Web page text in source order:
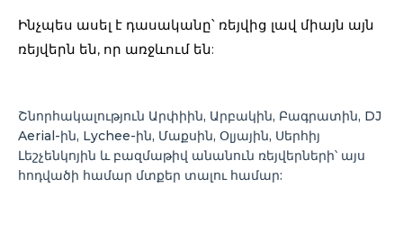
Շնորհակալություն Արփիին, Արբակին, Բագրատին, DJ
Aerial-ին, Lychee-ին, Մաքսին, Օլյային, Սերհիյ
Լեշչենկոյին և բազմաթիվ անանուն ռեյվերների՝ այս
հոդվածի համար մտքեր տալու համար:
Ինչպես ասել է դասականը՝ ռեյվից լավ միայն այն
ռեյվերն են, որ առջևում են: